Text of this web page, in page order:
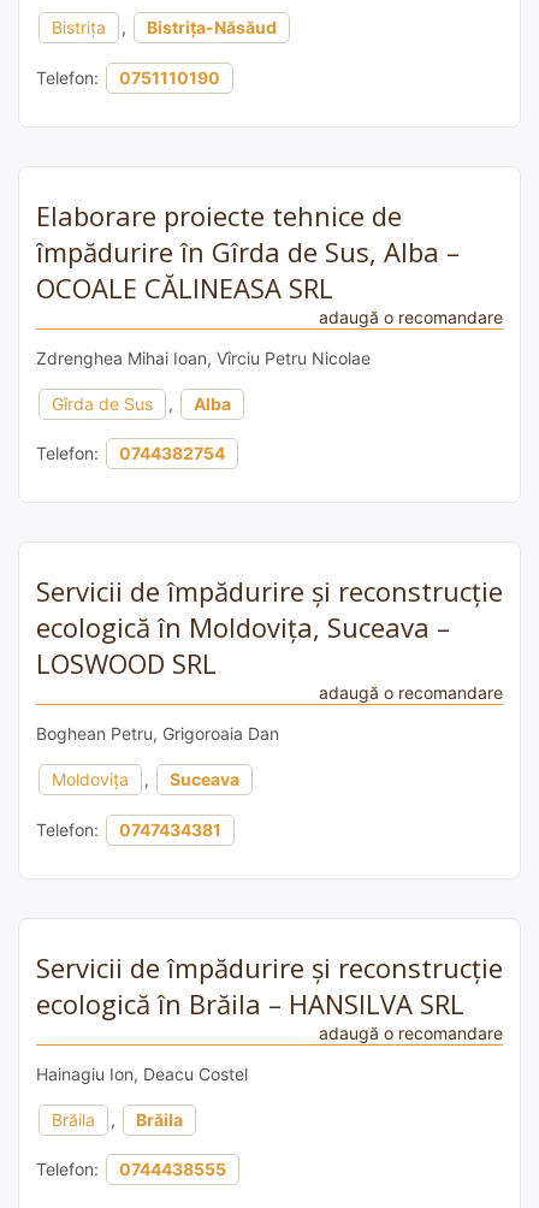
Bistrița , Bistrița-Năsăud
Telefon: 0751110190
Elaborare proiecte tehnice de
împădurire în Gîrda de Sus, Alba –
OCOALE CĂLINEASA SRL
adaugă o recomandare
Zdrenghea Mihai Ioan, Vîrciu Petru Nicolae
Gîrda de Sus , Alba
Telefon: 0744382754
Servicii de împădurire și reconstrucție
ecologică în Moldovița, Suceava –
LOSWOOD SRL
adaugă o recomandare
Boghean Petru, Grigoroaia Dan
Moldovița , Suceava
Telefon: 0747434381
Servicii de împădurire și reconstrucție
ecologică în Brăila – HANSILVA SRL
adaugă o recomandare
Hainagiu Ion, Deacu Costel
Brăila , Brăila
Telefon: 0744438555